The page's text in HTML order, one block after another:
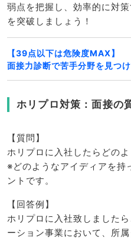
弱点を把握し、効率的に対
を突破しましょう！
【39点以下は危険度MAX】
面接力診断で苦手分野を見つけ
ホリプロ対策：面接
【質問】
ホリプロに入社したらどの
※どのようなアイディアを持
ントです。
【回答例】
ホリプロに入社致しました
ーション事業において、所